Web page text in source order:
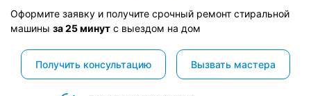
Оформите заявку и получите срочный ремонт стиральной
машины за 25 минут с выездом на дом
Получить консультацию Вызвать мастера